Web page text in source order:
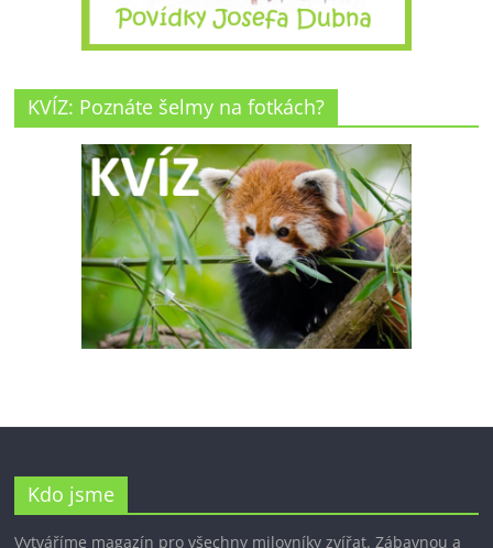
KVÍZ: Poznáte šelmy na fotkách?
Kdo jsme
Vytváříme magazín pro všechny milovníky zvířat. Zábavnou a